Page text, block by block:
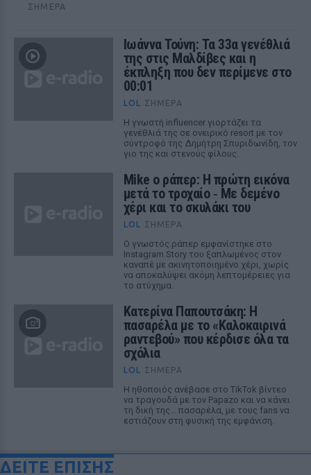
ΣΉΜΕΡΑ
Ιωάννα Τούνη: Τα 33α γενέθλιά
της στις Μαλδίβες και η
έκπληξη που δεν περίμενε στο
00:01
LOL ΣΉΜΕΡΑ
Η γνωστή influencer γιορτάζει τα
γενέθλιά της σε ονειρικό resort με τον
σύντροφό της Δημήτρη Σπυριδωνίδη, τον
γιο της και στενούς φίλους.
Mike ο ράπερ: Η πρώτη εικόνα
μετά το τροχαίο ‑ Με δεμένο
χέρι και το σκυλάκι του
LOL ΣΉΜΕΡΑ
Ο γνωστός ράπερ εμφανίστηκε στο
Instagram Story του ξαπλωμένος στον
καναπέ με ακινητοποιημένο χέρι, χωρίς
να αποκαλύψει ακόμη λεπτομέρειες για
το ατύχημα.
Κατερίνα Παπουτσάκη: Η
πασαρέλα με το «Καλοκαιρινά
ραντεβού» που κέρδισε όλα τα
σχόλια
LOL ΣΉΜΕΡΑ
Η ηθοποιός ανέβασε στο TikTok βίντεο
να τραγουδά με τον Papazo και να κάνει
τη δική της... πασαρέλα, με τους fans να
εστιάζουν στη φυσική της εμφάνιση.
ΔΕΙΤΕ ΕΠΙΣΗΣ